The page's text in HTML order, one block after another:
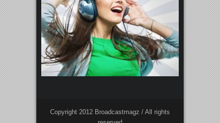
Copyright 2012 Broadcastmagz / All rights